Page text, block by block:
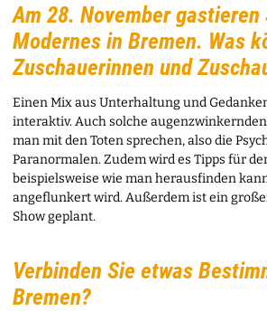
Am 28. November gastieren
Modernes in Bremen. Was
Zuschauerinnen und
Einen Mix aus Unterhaltung und
interaktiv. Auch solche
man mit den Toten sprechen, also die
Paranormalen. Zudem wird es Tipps für
beispielsweise wie man herausfinden
angeflunkert wird. Außerdem ist ein
Show geplant.
Verbinden Sie etwas
Bremen?